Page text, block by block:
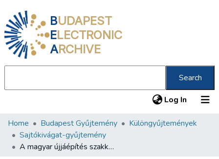
BUDAPEST
ELECTRONIC
ARCHIVE
Search
Log In (current)
Communities & Collections
All of DSpace
Home Budapest Gyűjtemény
Különgyűjtemények
Sajtókivágat-gyűjtemény
A magyar újjáépítés szakkönyvtárát és adatgyűjteményét kívánja összegyűjteni a Fővárosi Könyvtár Barátainak Egyesülete